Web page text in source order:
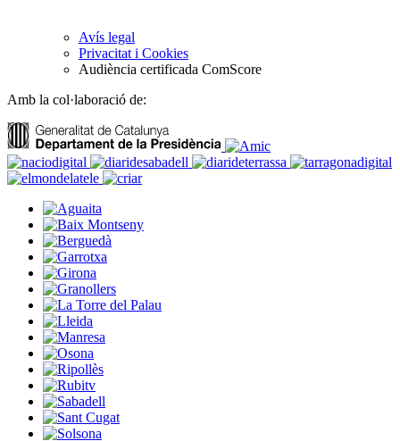
Avís legal
Privacitat i Cookies
Audiència certificada ComScore
Amb la col·laboració de: